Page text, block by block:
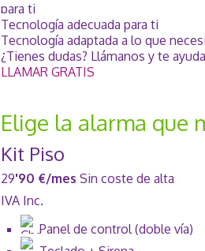
Tecnología adecuada para ti
Tecnología adaptada a lo que
¿Tienes dudas? Llámanos y te
LLAMAR GRATIS
Elige la alarma que
Kit Piso
29'90 €/mes Sin coste de alta
IVA Inc.
Panel de control (doble vía)